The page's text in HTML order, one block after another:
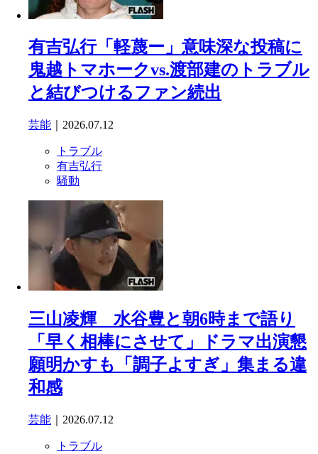
有吉弘行「軽蔑ー」意味深な投稿に
鬼越トマホークvs.渡部建のトラブル
と結びつけるファン続出
芸能 ｜2026.07.12
トラブル
有吉弘行
騒動
三山凌輝 水谷豊と朝6時まで語り
「早く相棒にさせて」ドラマ出演懇
願明かすも「調子よすぎ」集まる違
和感
芸能 ｜2026.07.12
トラブル